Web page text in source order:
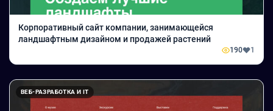
Корпоративный сайт компании, занимающейся
ландшафтным дизайном и продажей растений
190 1
ВЕБ-РАЗРАБОТКА И IT